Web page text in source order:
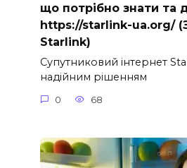
що потрібно знати та
https://starlink-ua.org/
Starlink)
Супутниковий інтернет
надійним рішенням
0 68